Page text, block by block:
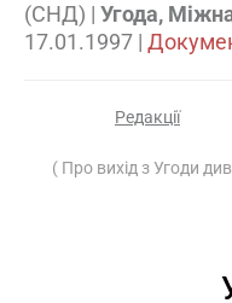
(СНД) | Угода,
17.01.1997 |
Редакції
( Про вихід з Угоди